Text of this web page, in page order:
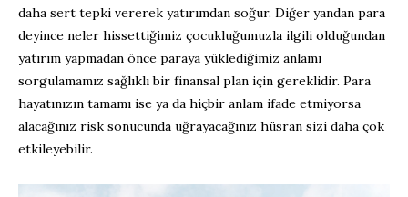
daha sert tepki vererek yatırımdan soğur. Diğer yandan para
deyince neler hissettiğimiz çocukluğumuzla ilgili olduğundan
yatırım yapmadan önce paraya yüklediğimiz anlamı
sorgulamamız sağlıklı bir finansal plan için gereklidir. Para
hayatınızın tamamı ise ya da hiçbir anlam ifade etmiyorsa
alacağınız risk sonucunda uğrayacağınız hüsran sizi daha çok
etkileyebilir.